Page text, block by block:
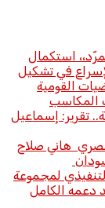
استكمال
في تشكيل
القومية
المكاسب
تقرير: إسماعيل
هاني صلاح
لمجموعة
دعمه الكامل